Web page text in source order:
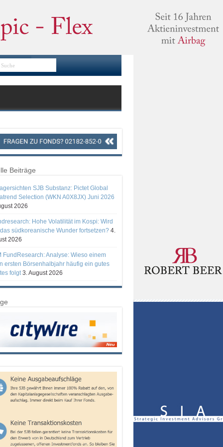
Beiträge
SJB Substanz: Pictet Global
Selection (WKN A0X8JX) Juni 2026
2026
Hohe Volatilität im Kospi: Wird
südkoreanische Wunder fortsetzen? 4.
2026
FundResearch: Analyse: Wieso einem
ersten Börsenhalbjahr häufig ein gutes
folgt 3. August 2026